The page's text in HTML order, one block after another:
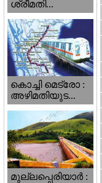
ശ്രീമതി...
കൊച്ചി മെട്രോ :
അഴിമതിയുട...
മുല്ലപ്പെരിയാര്‍ :